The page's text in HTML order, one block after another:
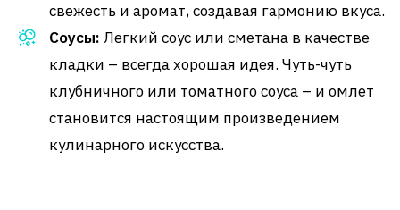
свежесть и аромат, создавая гармонию вкуса.
Соусы: Легкий соус или сметана в качестве
кладки – всегда хорошая идея. Чуть-чуть
клубничного или томатного соуса – и омлет
становится настоящим произведением
кулинарного искусства.